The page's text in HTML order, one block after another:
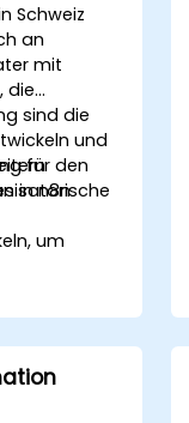
Schweiz
an
mit
die
und
sind die
für den
in n8n
um
debuggen.
und zu